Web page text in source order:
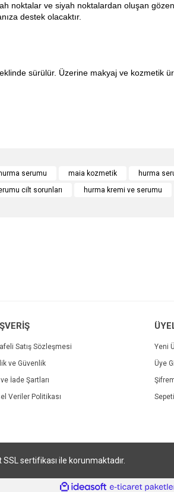
noktalar ve siyah noktalardan oluşan
destek olacaktır.
sürülür. Üzerine makyaj ve kozmetik
Bu ürüne ilk yorumu siz
serumu maia kozmetik hurma
cilt sorunları hurma kremi ve serumu
Satış Sözleşmesi
ve Güvenlik
İade Şartları
Veriler Politikası
Yeni
Üye
sertifikası ile korunmaktadır.
ideasoft